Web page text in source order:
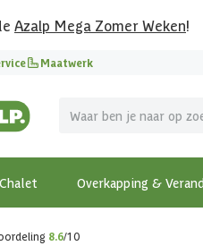
Azalp Mega Zomer Weken!
Maatwerk
Overkapping &
in je tuin
op overkappingen en
overkappingen
8.6/10